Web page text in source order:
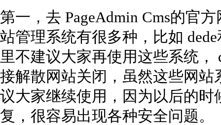
第一，去 PageAdmin Cms的官
站管理系统有很多种，比如
里不建议大家再使用这些系统，
接解散网站关闭，虽然这些网
议大家继续使用，因为以后的
复，很容易出现各种安全问题。